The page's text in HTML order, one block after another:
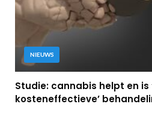
NIEUWS
Studie: cannabis helpt en is
kosteneffectieve’